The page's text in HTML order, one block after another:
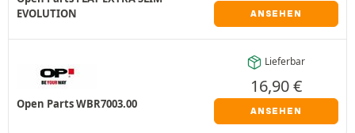
EVOLUTION
ANSEHEN
Open Parts WBR7003.00
Lieferbar
16,90€
ANSEHEN